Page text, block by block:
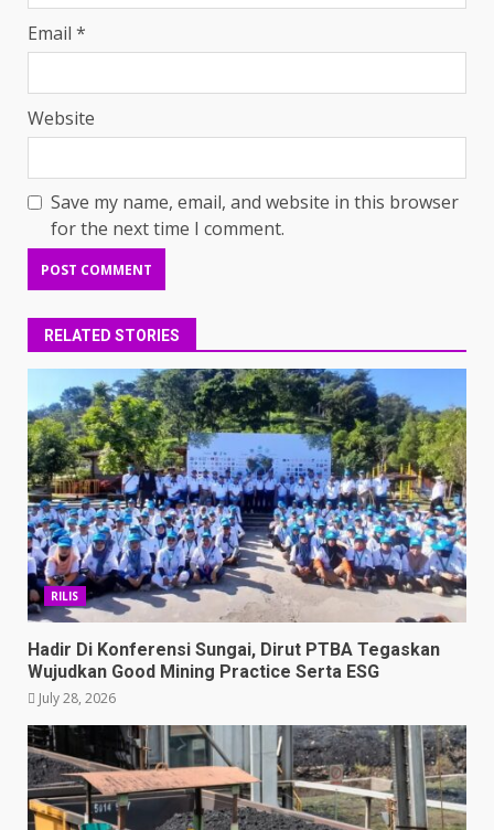
Email *
Website
Save my name, email, and website in this browser
for the next time I comment.
RELATED STORIES
RILIS
Hadir Di Konferensi Sungai, Dirut PTBA Tegaskan
Wujudkan Good Mining Practice Serta ESG
July 28, 2026